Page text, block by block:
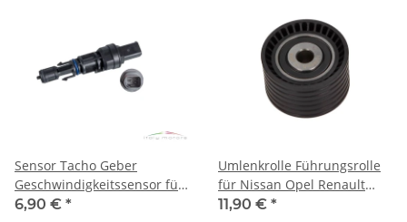
Sensor Tacho Geber
Geschwindigkeitssensor für
Renault 7703297857
6,90 € *
Umlenkrolle Führungsrolle
für Nissan Opel Renault
13070-00QAA 7700107150
11,90 € *